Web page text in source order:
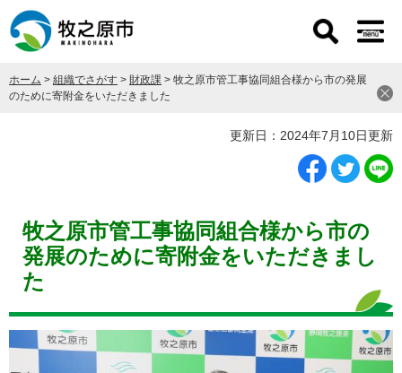
ー
先
頭
ニ
を
飛
ホーム > 組織でさがす > 財政課 > 牧之原市管工事協同組合様から市の発展
のために寄附金をいただきました
更新日：2024年7月10日更新
牧之原市管工事協同組合様から市の
発展のために寄附金をいただきまし
た